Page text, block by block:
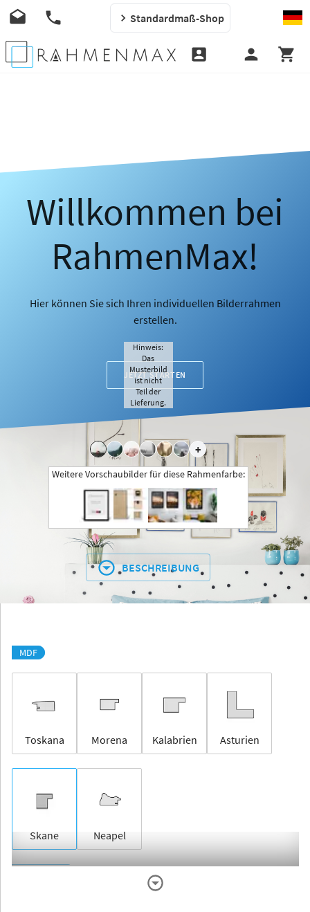
Standardmaß-Shop
Willkommen bei
RahmenMax!
Hier können Sie sich Ihren individuellen Bilderrahmen
erstellen.
JETZT STARTEN
+
Hinweis:
Das
Musterbild
ist nicht
Teil der
Lieferung.
Weitere Vorschaubilder für diese Rahmenfarbe:
BESCHREIBUNG
MDF
Toskana Morena Kalabrien Asturien
Skane Neapel